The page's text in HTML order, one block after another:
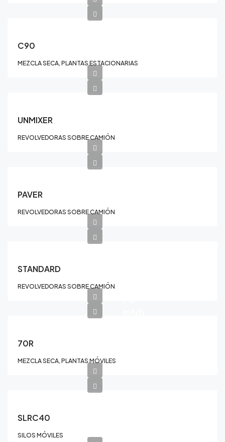
C90
MEZCLA SECA, PLANTAS ESTACIONARIAS
UNMIXER
REVOLVEDORAS SOBRE CAMIÓN
PAVER
REVOLVEDORAS SOBRE CAMIÓN
STANDARD
REVOLVEDORAS SOBRE CAMIÓN
70R
MEZCLA SECA, PLANTAS MÓVILES
SLRC40
SILOS MÓVILES